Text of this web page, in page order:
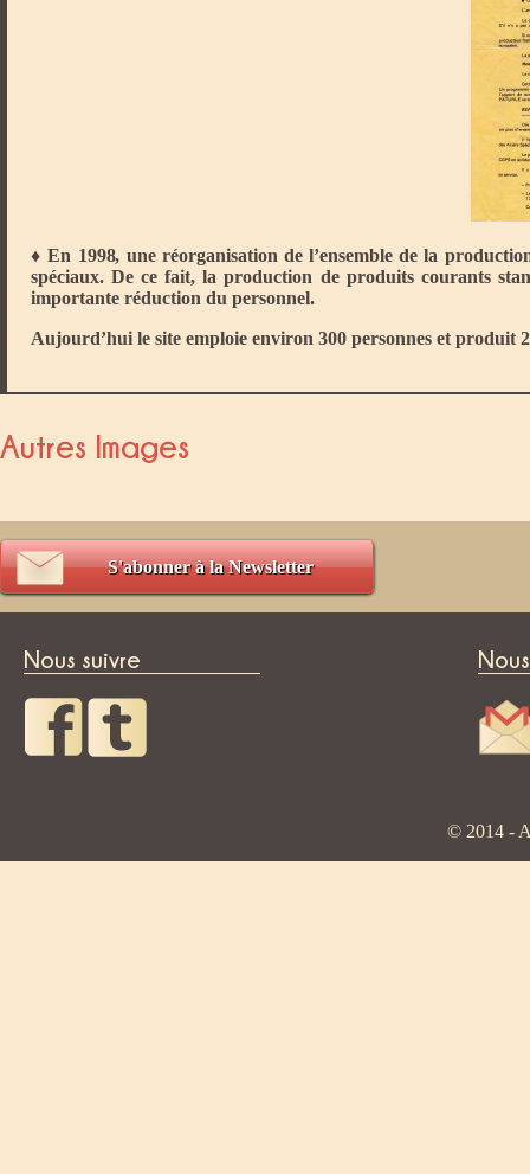
♦ En 1998, une réorganisation de l’ensemble de la
spéciaux. De ce fait, la production de produits courants
importante réduction du personnel.
Aujourd’hui le site emploie environ 300 personnes et produit
Autres Images
S'abonner à la Newsletter
Nous suivre
© 2014 -